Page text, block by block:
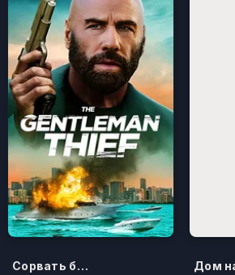
Сорвать банк 3: Вор-джентльмен